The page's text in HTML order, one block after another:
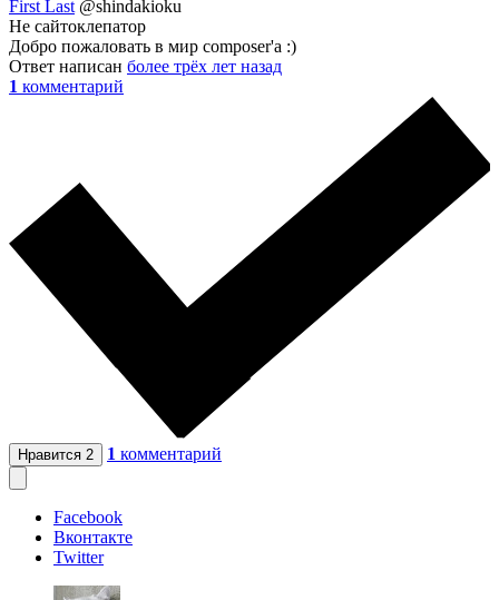
First Last @shindakioku
Не сайтоклепатор
Добро пожаловать в мир composer'a :)
Ответ написан более трёх лет назад
1 комментарий
Нравится 2 1 комментарий
Facebook
Вконтакте
Twitter